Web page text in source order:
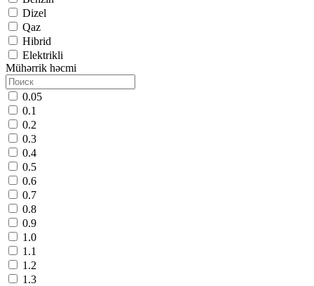
Dizel
Qaz
Hibrid
Elektrikli
Mühərrik həcmi
0.05
0.1
0.2
0.3
0.4
0.5
0.6
0.7
0.8
0.9
1.0
1.1
1.2
1.3